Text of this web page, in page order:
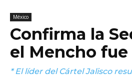
México
Confirma la
el Mencho
* El líder del Cártel Jalisco